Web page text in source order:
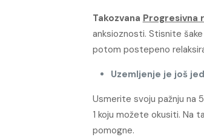
Takozvana Progresivna
anksioznosti. Stisnite
potom postepeno
Uzemljenje je još
Usmerite svoju pažnju na
1 koju možete okusiti. Na
pomogne.